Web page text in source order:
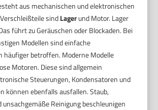
aus mechanischen und elektronischen
sindLagerund Motor. Lager
führt zu Geräuschen oder Blockaden. Bei
Modellen sind einfache
häufiger betroffen. Moderne Modelle
Motoren. Diese sind allgemein
Steuerungen, Kondensatoren und
können ebenfalls ausfallen. Staub,
unsachgemäße Reinigung beschleunigen